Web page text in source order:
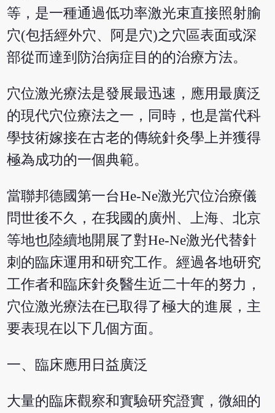
等，是一種通過低功率激光束直接照射腧
穴(包括經外穴、阿是穴)之穴區表面或深
部從而達到防治病症目的的治療方法。
穴位激光療法是發展最迅速，應用最廣泛
的現代穴位療法之一，同時，也是當代科
學技術嫁接在古老的傳統針灸學上并獲得
極為成功的一個典範。
當聯邦德國第一台He-Ne激光穴位治療儀
問世後不久，在我國的廣州、上海、北京
等地也陸續地開展了對He-Ne激光代替針
刺的臨床運用和研究工作。經過各地研究
工作者和臨床針灸醫生近二十年的努力，
穴位激光療法在已取得了極大的進展，主
要表現在以下几個方面。
一、臨床應用日益廣泛
大量的臨床觀察和實驗研究證實，微細的